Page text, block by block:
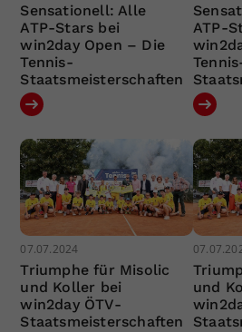
Sensationell: Alle
ATP-Stars bei
win2day Open – Die
Tennis-
Staatsmeisterschaften
ATP-
07.07.2024
Triumphe für Misolic
und Koller bei
win2day ÖTV-
Staatsmeisterschaften
und